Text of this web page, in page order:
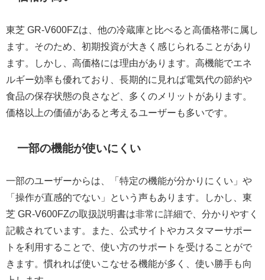
東芝 GR-V600FZは、他の冷蔵庫と比べると高価格帯に属し
ます。そのため、初期投資が大きく感じられることがあり
ます。しかし、高価格には理由があります。高機能でエネ
ルギー効率も優れており、長期的に見れば電気代の節約や
食品の保存状態の良さなど、多くのメリットがあります。
価格以上の価値があると考えるユーザーも多いです。
一部の機能が使いにくい
一部のユーザーからは、「特定の機能が分かりにくい」や
「操作が直感的でない」という声もあります。しかし、東
芝 GR-V600FZの取扱説明書は非常に詳細で、分かりやすく
記載されています。また、公式サイトやカスタマーサポー
トを利用することで、使い方のサポートを受けることがで
きます。慣れれば使いこなせる機能が多く、使い勝手も向